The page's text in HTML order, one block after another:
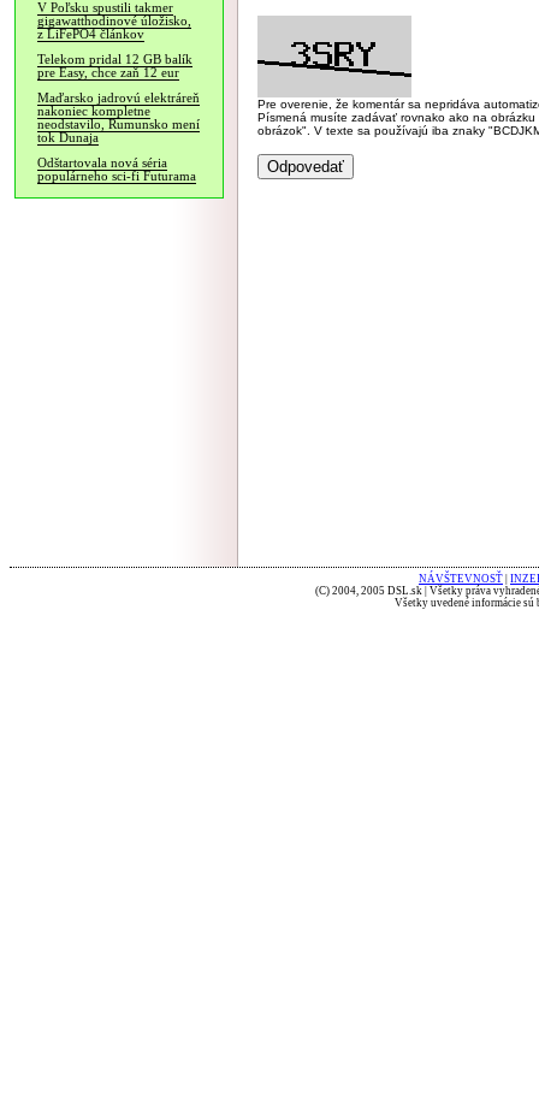
V Poľsku spustili takmer
gigawatthodinové úložisko,
z LiFePO4 článkov
Telekom pridal 12 GB balík
pre Easy, chce zaň 12 eur
Maďarsko jadrovú elektráreň
nakoniec kompletne
neodstavilo, Rumunsko mení
tok Dunaja
Odštartovala nová séria
populárneho sci-fi Futurama
Pre overenie, že komentár sa nepridáva
Písmená musíte zadávať rovnako ako na
obrázok". V texte sa používajú iba znaky
NÁVŠTEVNOSŤ
(C) 2004, 2005 DSL.sk | Všetky práva
Všetky uvedené informácie sú